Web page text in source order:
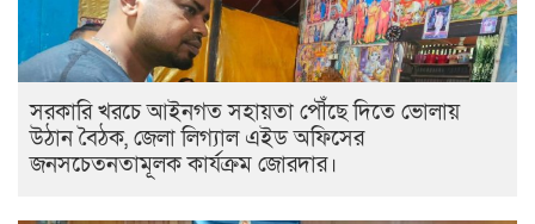
সরকারি খরচে আইনগত সহায়তা পৌঁছে দিতে ভোলায়
উঠান বৈঠক, জেলা লিগ্যাল এইড অফিসের
জনসচেতনতামূলক কার্যক্রম জোরদার।